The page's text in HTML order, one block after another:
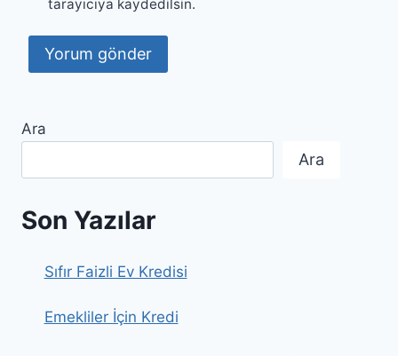
tarayıcıya kaydedilsin.
Ara
Ara
Son Yazılar
Sıfır Faizli Ev Kredisi
Emekliler İçin Kredi